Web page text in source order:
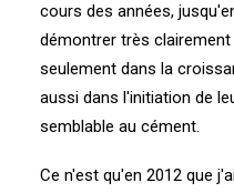
cours des années,
démontrer très
seulement dans la
aussi dans l'initiation de
semblable au cément.
Ce n'est qu'en 2012 que